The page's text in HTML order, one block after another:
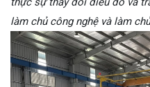
làm chủ công nghệ và làm